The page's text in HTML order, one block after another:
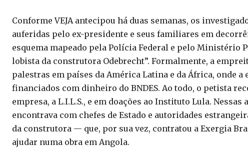
Conforme VEJA antecipou há duas semanas, os
auferidas pelo ex-presidente e seus familiares em
esquema mapeado pela Polícia Federal e pelo Ministério
lobista da construtora Odebrecht”. Formalmente, a
palestras em países da América Latina e da África, onde
financiados com dinheiro do BNDES. Ao todo, o petista
empresa, a L.I.L.S., e em doações ao Instituto Lula.
encontrava com chefes de Estado e autoridades
da construtora — que, por sua vez, contratou a Exergia
ajudar numa obra em Angola.